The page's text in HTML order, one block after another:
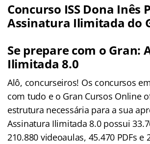
Concurso ISS Dona Inês
Assinatura Ilimitada do
Se prepare com o Gran:
Ilimitada 8.0
Alô, concurseiros! Os concursos
com tudo e o Gran Cursos Online
estrutura necessária para a sua
Assinatura Ilimitada 8.0 possui
210.880 videoaulas, 45.470 PDFs e